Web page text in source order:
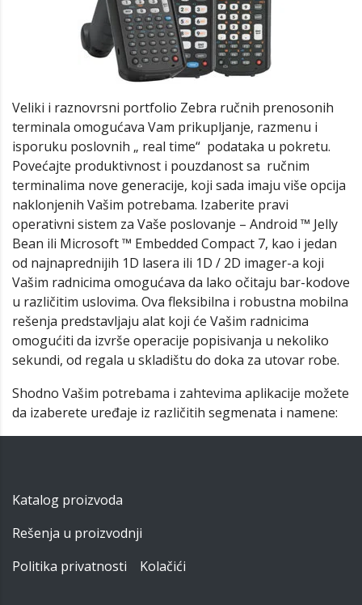
Veliki i raznovrsni portfolio Zebra ručnih prenosonih
terminala omogućava Vam prikupljanje, razmenu i
isporuku poslovnih „ real time“ podataka u pokretu.
Povećajte produktivnost i pouzdanost sa ručnim
terminalima nove generacije, koji sada imaju više opcija
naklonjenih Vašim potrebama. Izaberite pravi
operativni sistem za Vaše poslovanje – Android ™ Jelly
Bean ili Microsoft ™ Embedded Compact 7, kao i jedan
od najnaprednijih 1D lasera ili 1D / 2D imager-a koji
Vašim radnicima omogućava da lako očitaju bar-kodove
u različitim uslovima. Ova fleksibilna i robustna mobilna
rešenja predstavljaju alat koji će Vašim radnicima
omogućiti da izvrše operacije popisivanja u nekoliko
sekundi, od regala u skladištu do doka za utovar robe.
Shodno Vašim potrebama i zahtevima aplikacije možete
da izaberete uređaje iz različitih segmenata i namene:
Katalog proizvoda
Rešenja u proizvodnji
Politika privatnosti
Kolačići